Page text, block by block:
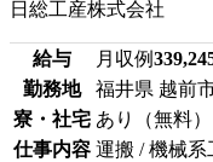
日総工産株式会社
給与 月収例
勤務地
福井県 越前
寮・社宅 あり（無料）
仕事内容 運搬 / 機械系